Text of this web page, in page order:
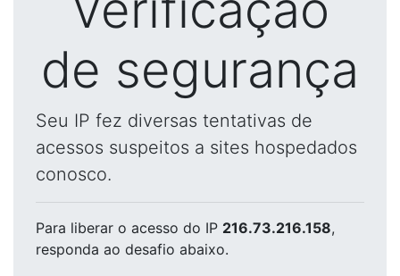
de segurança
Seu IP fez diversas tentativas de
acessos suspeitos a sites hospedados
conosco.
Para liberar o acesso do IP 216.73.216.158,
responda ao desafio abaixo.